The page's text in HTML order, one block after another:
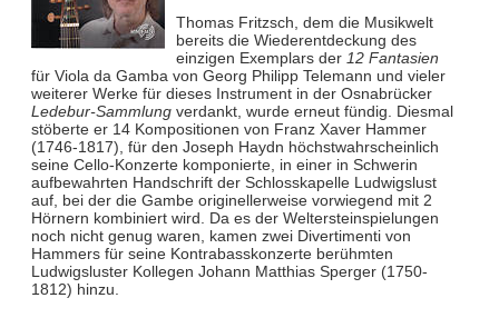
Thomas Fritzsch, dem die Musikwelt
bereits die Wiederentdeckung des
einzigen Exemplars der 12 Fantasien
für Viola da Gamba von Georg Philipp Telemann und vieler
weiterer Werke für dieses Instrument in der Osnabrücker
Ledebur-Sammlungverdankt, wurde erneut fündig. Diesmal
stöberte er 14 Kompositionen von Franz Xaver Hammer
(1746-1817), für den Joseph Haydn höchstwahrscheinlich
seine Cello-Konzerte komponierte, in einer in Schwerin
aufbewahrten Handschrift der Schlosskapelle Ludwigslust
auf, bei der die Gambe originellerweise vorwiegend mit 2
Hörnern kombiniert wird. Da es der Weltersteinspielungen
noch nicht genug waren, kamen zwei Divertimenti von
Hammers für seine Kontrabasskonzerte berühmten
Ludwigsluster Kollegen Johann Matthias Sperger (1750-
1812) hinzu.